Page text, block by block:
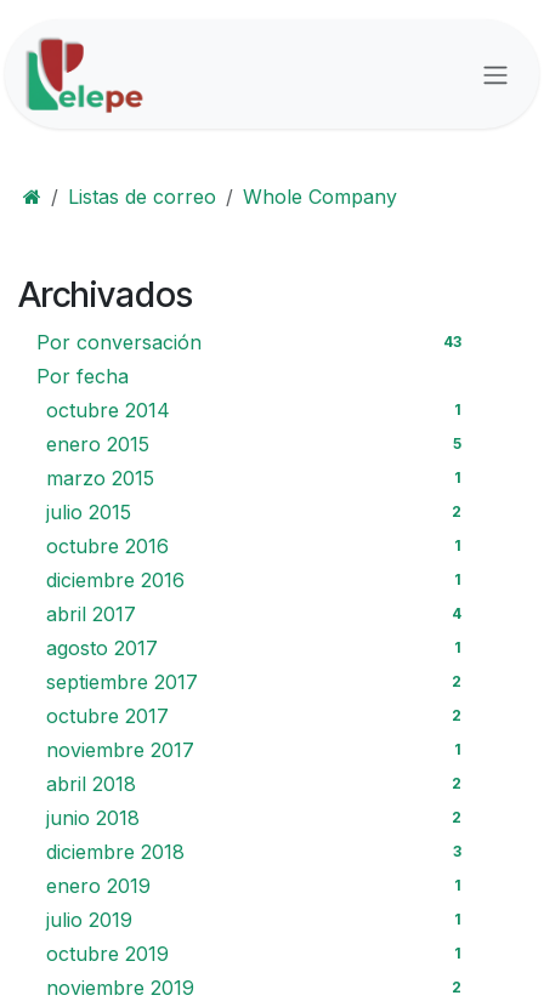
Listas de correo Whole Company
Archivados
Por conversación 43
Por fecha
octubre 2014
1
enero 2015 5
marzo 2015 1
julio 2015 2
octubre 2016 1
diciembre 2016 1
abril 2017 4
agosto 2017 1
septiembre 2017 2
octubre 2017 2
noviembre 2017 1
abril 2018 2
junio 2018 2
diciembre 2018 3
enero 2019 1
julio 2019 1
octubre 2019 1
noviembre 2019 2